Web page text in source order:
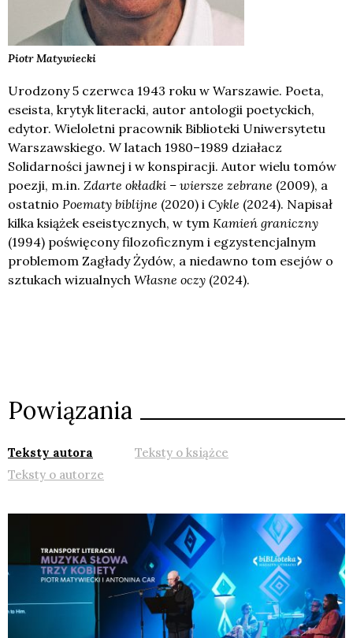
Piotr Matywiecki
Urodzony 5 czerwca 1943 roku w Warszawie. Poeta,
eseista, krytyk literacki, autor antologii poetyckich,
edytor. Wieloletni pracownik Biblioteki Uniwersytetu
Warszawskiego. W latach 1980–1989 działacz
Solidarności jawnej i w konspiracji. Autor wielu tomów
poezji, m.in. Zdarte okładki – wiersze zebrane (2009), a
ostatnio Poematy biblijne (2020) i Cykle (2024). Napisał
kilka książek eseistycznych, w tym Kamień graniczny
(1994) poświęcony filozoficznym i egzystencjalnym
problemom Zagłady Żydów, a niedawno tom esejów o
sztukach wizualnych Własne oczy (2024).
Powiązania
Teksty autora
Teksty o książce
Teksty o autorze